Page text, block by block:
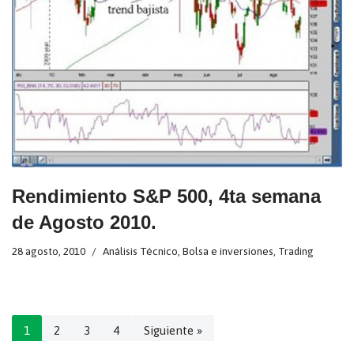
Rendimiento S&P 500, 4ta semana
de Agosto 2010.
28 agosto, 2010 Análisis Técnico, Bolsa e inversiones, Trading
1 2 3 4 Siguiente »